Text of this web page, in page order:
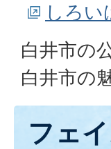
しろ
白井市の
白井市の
フェ